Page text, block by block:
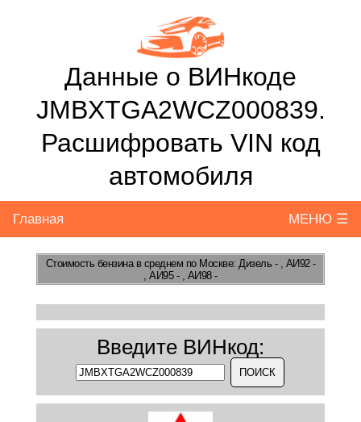
Данные о ВИНкоде
JMBXTGA2WCZ000839.
Расшифровать VIN код
автомобиля
Главная МЕНЮ ☰
Стоимость бензинав среднем по Москве: Дизель - , АИ92 -
, АИ95 - , АИ98 -
Введите ВИНкод: